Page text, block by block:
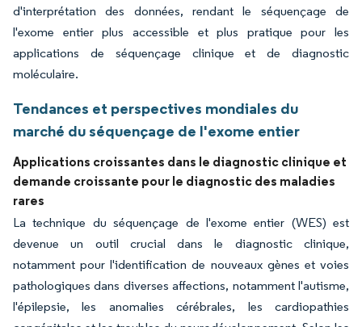
d'interprétation des données, rendant le séquençage de
l'exome entier plus accessible et plus pratique pour les
applications de séquençage clinique et de diagnostic
moléculaire.
Tendances et perspectives mondiales du
marché du séquençage de l'exome entier
Applications croissantes dans le diagnostic clinique et
demande croissante pour le diagnostic des maladies
rares
La technique du séquençage de l'exome entier (WES) est
devenue un outil crucial dans le diagnostic clinique,
notamment pour l'identification de nouveaux gènes et voies
pathologiques dans diverses affections, notamment l'autisme,
l'épilepsie, les anomalies cérébrales, les cardiopathies